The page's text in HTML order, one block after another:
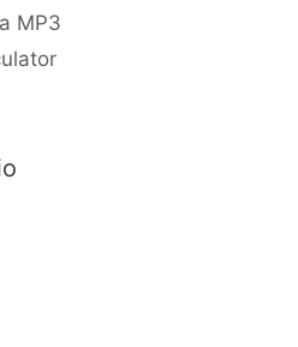
MP3